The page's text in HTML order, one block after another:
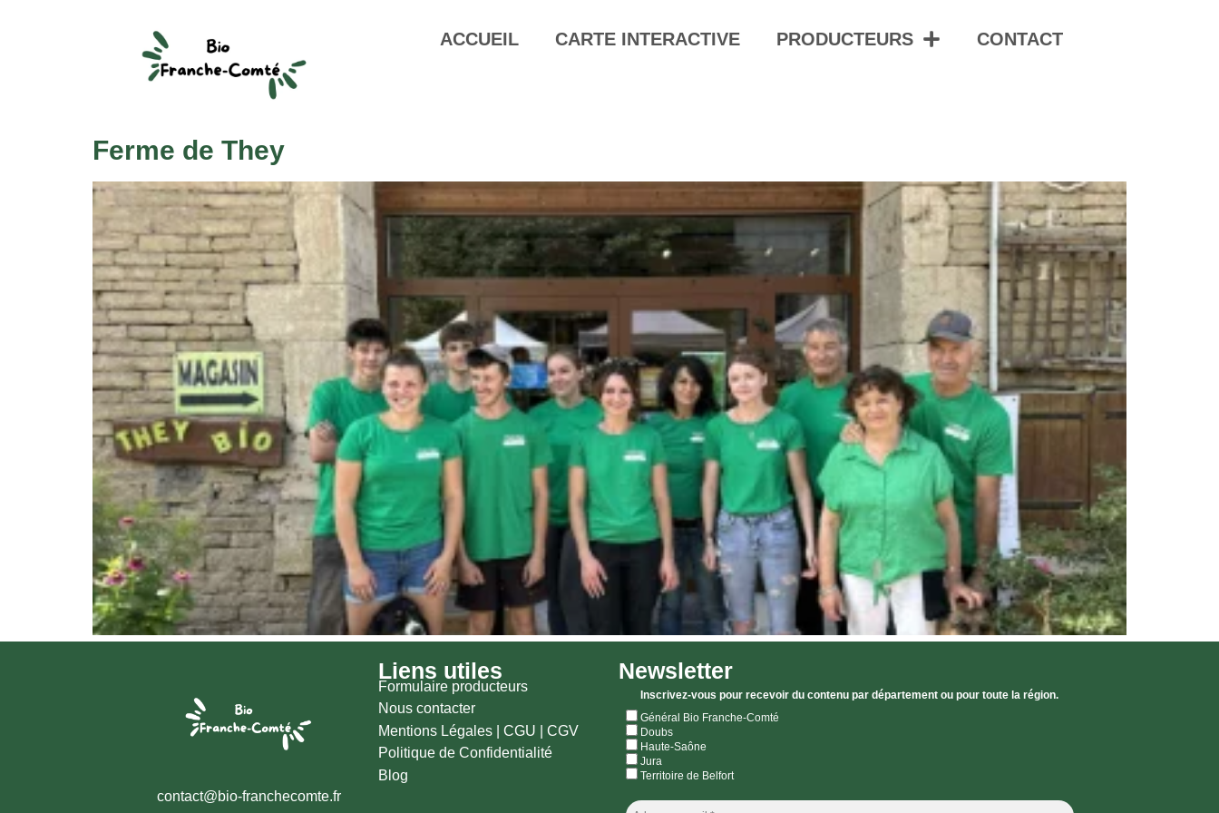
ACCUEIL CARTE INTERACTIVE PRODUCTEURS CONTACT
Ferme de They
contact@bio-franchecomte.fr
Liens utiles
Formulaire producteurs
Nous contacter
Mentions Légales |CGU |CGV
Politique de Confidentialité
Blog
Newsletter
Inscrivez-vous pour recevoir du contenu par département ou pour toute la région.
Général Bio Franche-Comté
Doubs
Haute-Saône
Jura
Territoire de Belfort